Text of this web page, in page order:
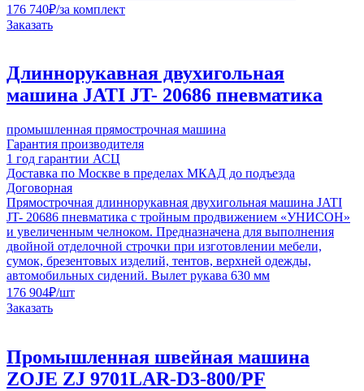
176 740₽/за комплект
Заказать
Длиннорукавная двухигольная
машина JATI JT- 20686 пневматика
промышленная прямострочная машина
Гарантия производителя
1 год гарантии АСЦ
Доставка по Москве в пределах МКАД до подъезда
Договорная
Прямострочная длиннорукавная двухигольная машина JATI
JT- 20686 пневматика c тройным продвижением «УНИСОН»
и увеличенным челноком. Предназначена для выполнения
двойной отделочной строчки при изготовлении мебели,
сумок, брезентовых изделий, тентов, верхней одежды,
автомобильных сидений. Вылет рукава 630 мм
176 904₽/шт
Заказать
Промышленная швейная машина
ZOJE ZJ 9701LAR-D3-800/PF